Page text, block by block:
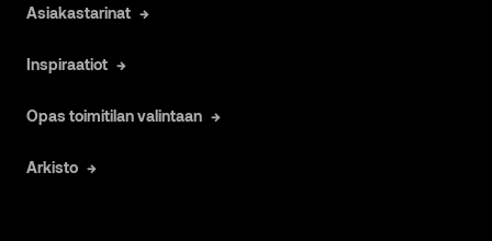
Asiakastarinat
Inspiraatiot
Opas toimitilan valintaan
Arkisto